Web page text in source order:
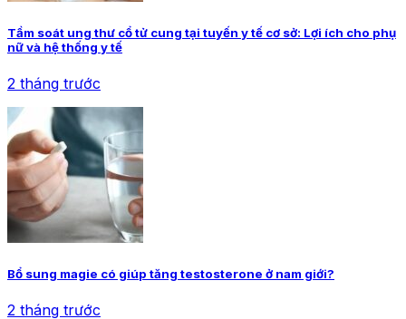
Tầm soát ung thư cổ tử cung tại tuyến y tế cơ sở: Lợi ích cho phụ
nữ và hệ thống y tế
2 tháng trước
Bổ sung magie có giúp tăng testosterone ở nam giới?
2 tháng trước